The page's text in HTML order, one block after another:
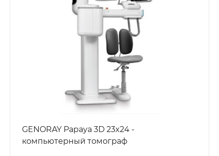
GENORAY Papaya 3D 23x24 -
компьютерный томограф